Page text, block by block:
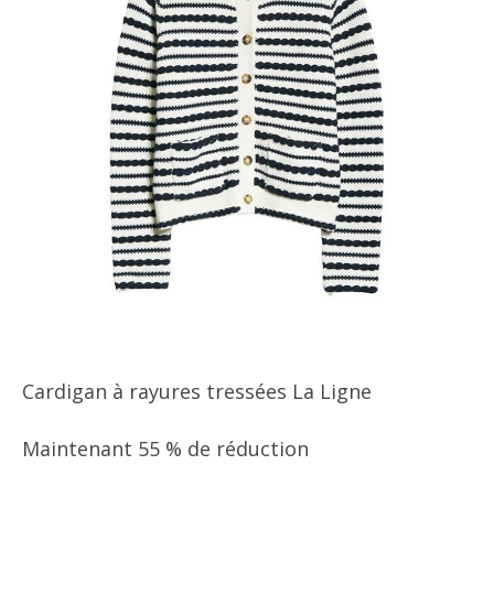
Cardigan à rayures tressées La Ligne
Maintenant 55 % de réduction